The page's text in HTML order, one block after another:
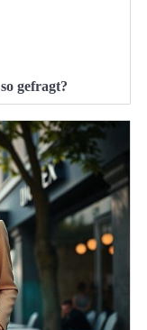
gefragt?